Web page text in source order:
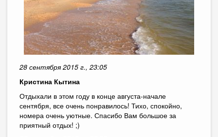
28 сентября 2015 г., 23:05
Кристина Кытина
Отдыхали в этом году в конце августа-начале
сентября, все очень понравилось! Тихо, спокойно,
номера очень уютные. Спасибо Вам большое за
приятный отдых! ;)